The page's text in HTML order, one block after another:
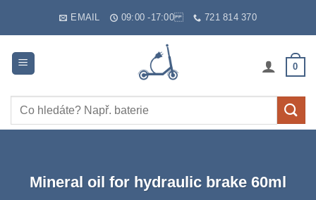
EMAIL 09:00 -17:00 721 814 370
0
Hledat:
Mineral oil for hydraulic brake 60ml